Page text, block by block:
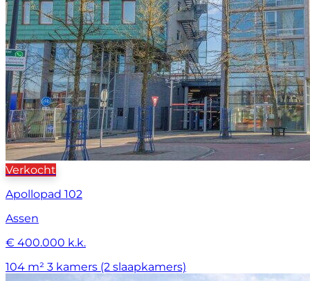
Verkocht
Apollopad 102
Assen
€ 400.000 k.k.
104 m² 3 kamers (2 slaapkamers)